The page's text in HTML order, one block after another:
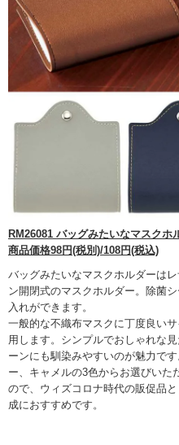
RM26081 バッグみたいなマスクホ
商品価格98円(税別)/108円(税込)
バッグみたいなマスクホルダーは
ン開閉式のマスクホルダー。除菌
入れができます。
一般的な不織布マスクに丁度良い
用します。シンプルでおしゃれな
ーンにも馴染みやすいのが魅力で
ー、キャメルの3色からお選びいた
ので、ウィズコロナ時代の販促品
成におすすめです。